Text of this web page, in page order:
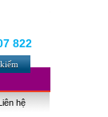
822
hệ